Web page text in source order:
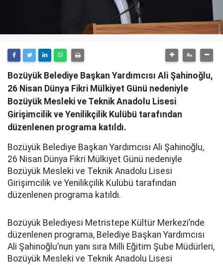
Bozüyük Belediye Başkan Yardımcısı Ali Şahinoğlu,
26 Nisan Dünya Fikri Mülkiyet Günü nedeniyle
Bozüyük Mesleki ve Teknik Anadolu Lisesi
Girişimcilik ve Yenilikçilik Kulübü tarafından
düzenlenen programa katıldı.
Bozüyük Belediye Başkan Yardımcısı Ali Şahinoğlu,
26 Nisan Dünya Fikri Mülkiyet Günü nedeniyle
Bozüyük Mesleki ve Teknik Anadolu Lisesi
Girişimcilik ve Yenilikçilik Kulübü tarafından
düzenlenen programa katıldı.
Bozüyük Belediyesi Metristepe Kültür Merkezi’nde
düzenlenen programa, Belediye Başkan Yardımcısı
Ali Şahinoğlu’nun yanı sıra Milli Eğitim Şube Müdürleri,
Bozüyük Mesleki ve Teknik Anadolu Lisesi